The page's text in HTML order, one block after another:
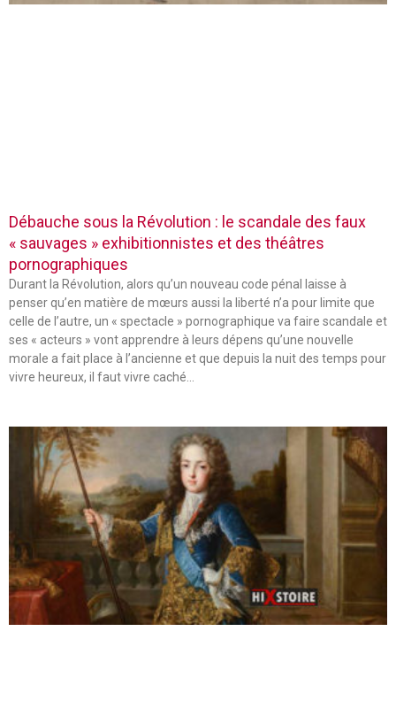
Débauche sous la Révolution : le scandale des faux
« sauvages » exhibitionnistes et des théâtres
pornographiques
Durant la Révolution, alors qu’un nouveau code pénal laisse à
penser qu’en matière de mœurs aussi la liberté n’a pour limite que
celle de l’autre, un « spectacle » pornographique va faire scandale et
ses « acteurs » vont apprendre à leurs dépens qu’une nouvelle
morale a fait place à l’ancienne et que depuis la nuit des temps pour
vivre heureux, il faut vivre caché…